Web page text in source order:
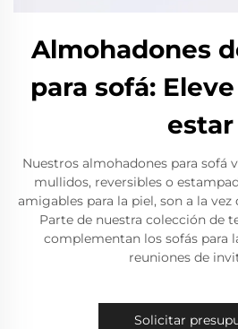
Almohadones
para sofá:
estar
Nuestros almohadones para sofá
mullidos, reversibles o
amigables para la piel, son a la
Parte de nuestra colección de
complementan los sofás para
reuniones de
Solicitar